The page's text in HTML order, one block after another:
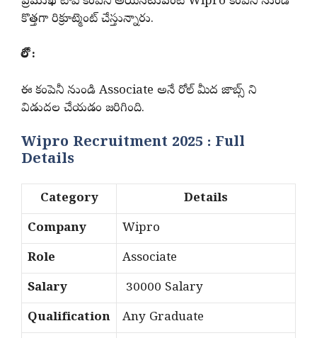
కొత్తగా రిక్రూట్మెంట్ చేస్తున్నారు.
రోల్ :
ఈ కంపెనీ నుండి Associate అనే రోల్ మీద జాబ్స్ ని
విడుదల చేయడం జరిగింది.
Wipro Recruitment 2025 : Full
Details
Category
Details
Company
Wipro
Role
Associate
Salary
30000 Salary
Qualification
Any Graduate